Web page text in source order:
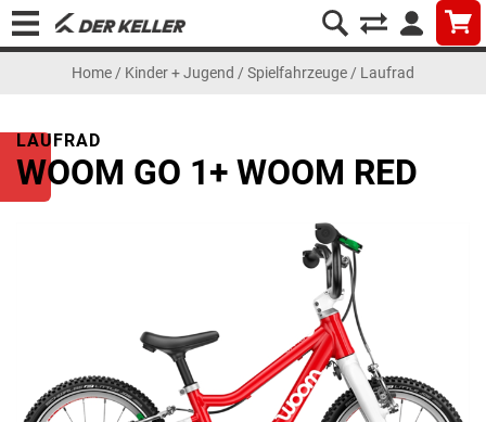
Home / Kinder + Jugend / Spielfahrzeuge / Laufrad
LAUFRAD
WOOM GO 1+ WOOM RED